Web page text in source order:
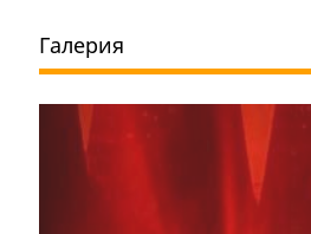
Галерия